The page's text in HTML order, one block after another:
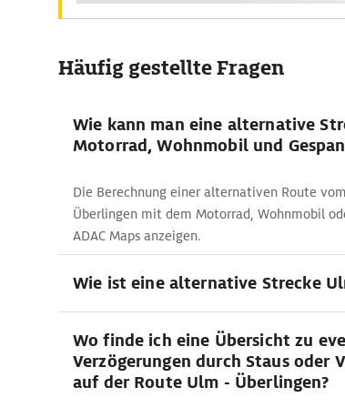
Häufig gestellte Fragen
Wie kann man eine alternative
Motorrad, Wohnmobil und
Die Berechnung einer alternativen Route
Überlingen mit dem Motorrad, Wohnmobil
ADAC Maps anzeigen.
Wie ist eine alternative Strecke
Wo finde ich eine Übersicht zu
Verzögerungen durch Staus oder
auf der Route Ulm - Überlingen?